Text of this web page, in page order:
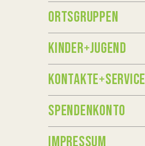
ORTSGRUPPEN
KINDER+JUGEND
KONTAKTE+SERVICE
SPENDENKONTO
IMPRESSUM